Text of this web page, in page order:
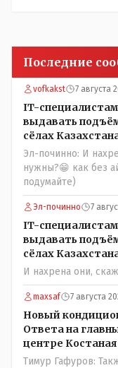
Последние
vofkakst 7 августа
IT-
выдавать
сёлах
Эл-починно: И
нужны?😁 как без
подумайте)
Эл-починно 7
IT-
выдавать
сёлах
И нахрена они,
maxsaf 7 августа
Новый
Ответа на
центре
Тимур Гафуров: